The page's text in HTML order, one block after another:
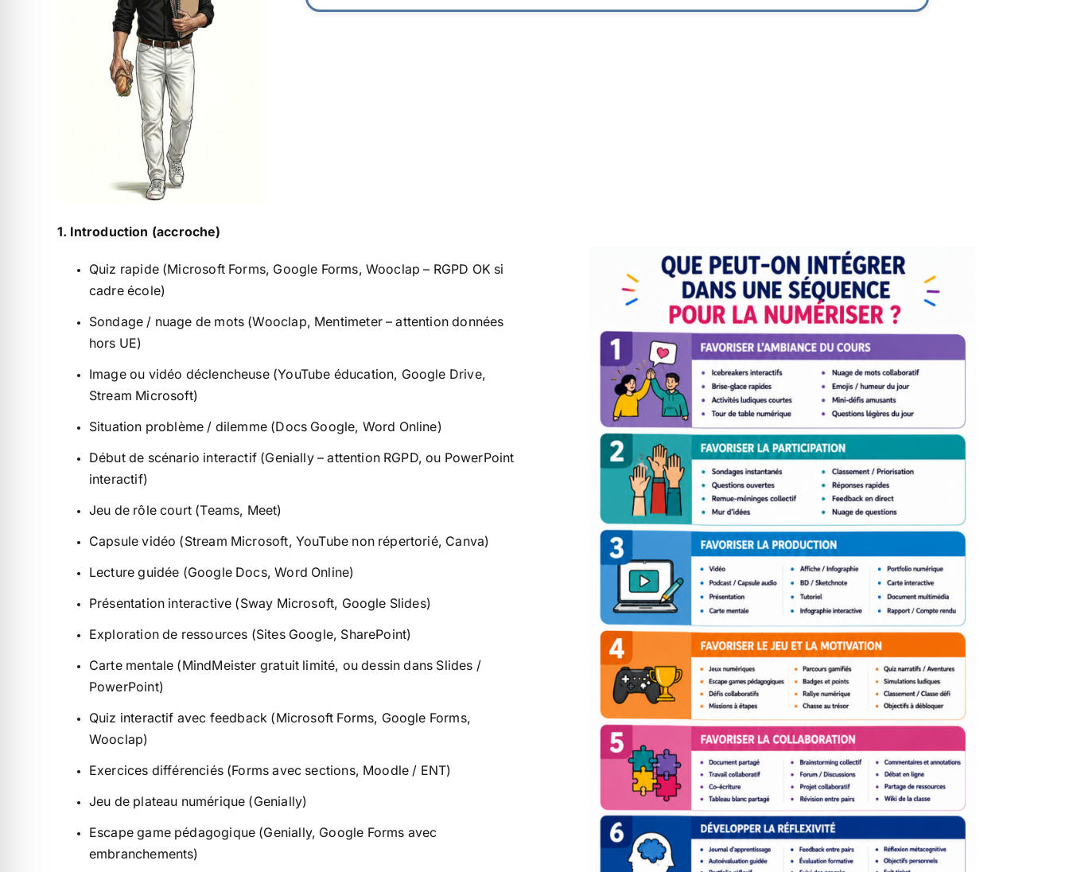
1. Introduction (accroche)
Quiz rapide (Microsoft Forms, Google Forms, Wooclap – RGPD OK si
cadre école)
Sondage / nuage de mots (Wooclap, Mentimeter – attention données
hors UE)
Image ou vidéo déclencheuse (YouTube éducation, Google Drive,
Stream Microsoft)
Situation problème / dilemme (Docs Google, Word Online)
Début de scénario interactif (Genially – attention RGPD, ou PowerPoint
interactif)
Jeu de rôle court (Teams, Meet)
Capsule vidéo (Stream Microsoft, YouTube non répertorié, Canva)
Lecture guidée (Google Docs, Word Online)
Présentation interactive (Sway Microsoft, Google Slides)
Exploration de ressources (Sites Google, SharePoint)
Carte mentale (MindMeister gratuit limité, ou dessin dans Slides /
PowerPoint)
Quiz interactif avec feedback (Microsoft Forms, Google Forms,
Wooclap)
Exercices différenciés (Forms avec sections, Moodle / ENT)
Jeu de plateau numérique (Genially)
Escape game pédagogique (Genially, Google Forms avec
embranchements)